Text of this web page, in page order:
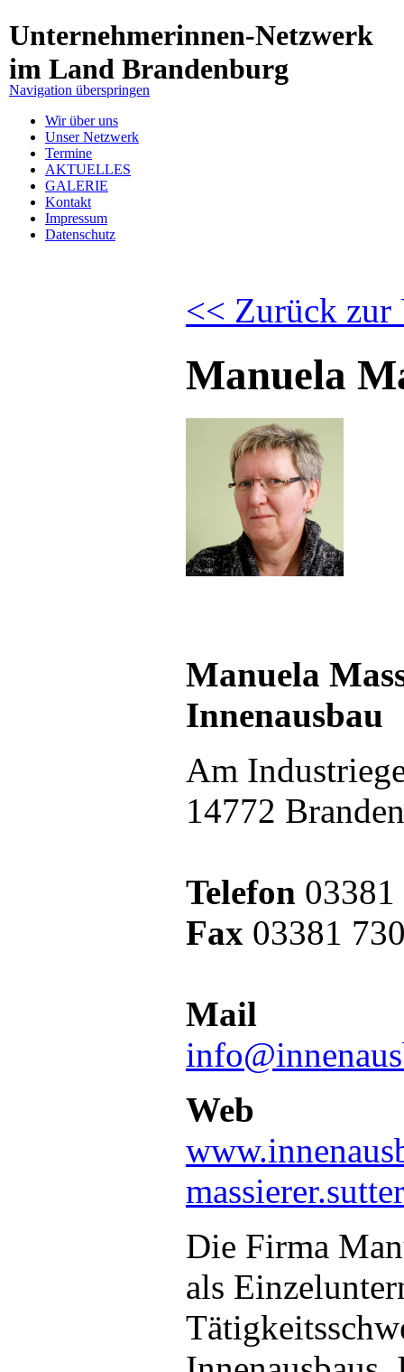
Unternehmerinnen-Netzwerk
im Land Brandenburg
Navigation überspringen
Wir über uns
Unser Netzwerk
Termine
AKTUELLES
GALERIE
Kontakt
Impressum
Datenschutz
<< Zurück zur
Manuela
Manuela
Innenausbau
Am
14772
Telefon
Fax 03381
Mail
Web
Die Firma
als